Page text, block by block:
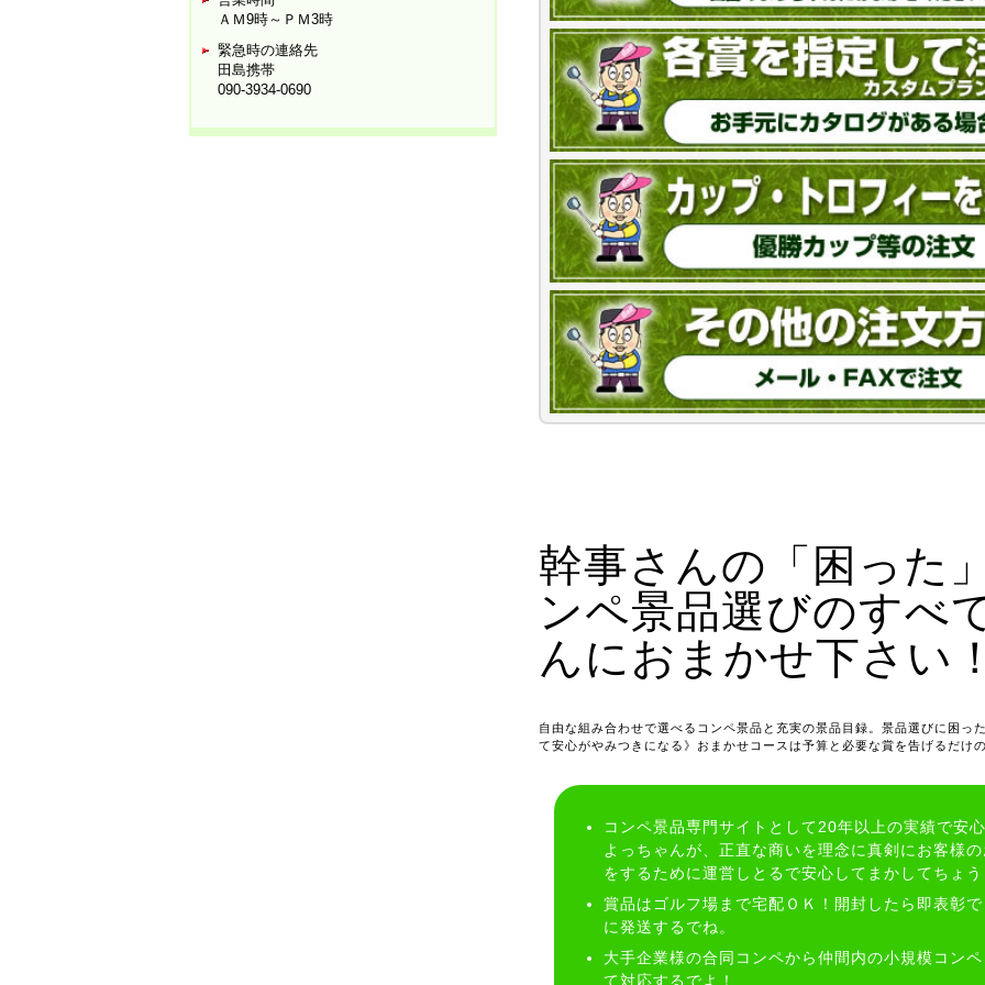
ＡＭ9時～ＰＭ3時
緊急時の連絡先
田島携帯
090-3934-0690
幹事さんの「困った
ンペ景品選びのすべ
んにおまかせ下さい
自由な組み合わせで選べるコンペ景品と充実の景品目録。景品選びに困っ
て安心がやみつきになる》おまかせコースは予算と必要な賞を告げるだけ
コンペ景品専門サイトとして20年以上の実績で安
よっちゃんが、正直な商いを理念に真剣にお客様
をするために運営しとるで安心してまかしてちょ
賞品はゴルフ場まで宅配ＯＫ！開封したら即表彰
に発送するでね。
大手企業様の合同コンペから仲間内の小規模コン
て対応するでよ！